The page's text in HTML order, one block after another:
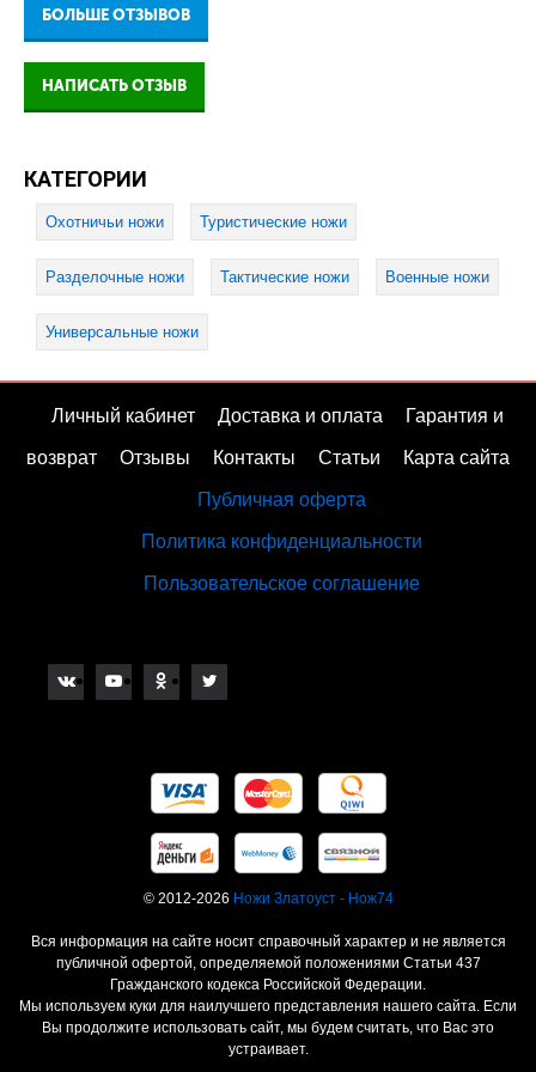
БОЛЬШЕ ОТЗЫВОВ
НАПИСАТЬ ОТЗЫВ
КАТЕГОРИИ
Охотничьи ножи Туристические ножи
Разделочные ножи Тактические ножи Военные ножи
Универсальные ножи
Личный кабинет Доставка и оплата Гарантия и
возврат Отзывы Контакты Статьи Карта сайта
Публичная оферта
Политика конфиденциальности
Пользовательское соглашение
© 2012-2026 Ножи Златоуст - Нож74
Вся информация на сайте носит справочный характер и не является
публичной офертой, определяемой положениями Статьи 437
Гражданского кодекса Российской Федерации.
Мы используем куки для наилучшего представления нашего сайта. Если
Вы продолжите использовать сайт, мы будем считать, что Вас это
устраивает.